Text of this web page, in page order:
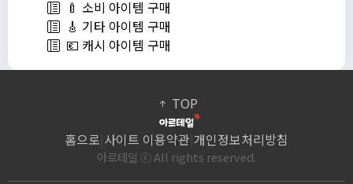
🍼 소비 아이템 구매
🎸 기타 아이템 구매
💶 캐시 아이템 구매
TOP
홈으로 사이트 이용약관 개인정보처리방침
아르테일 ⓒ All rights reserved.